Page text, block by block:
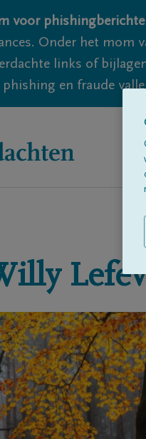
voor
Onder het mom
links of
en fraude